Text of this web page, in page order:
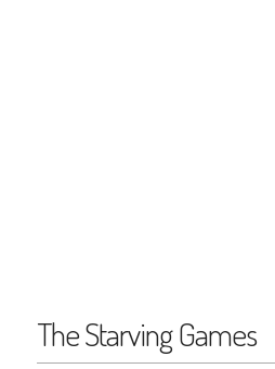
The Starving Games